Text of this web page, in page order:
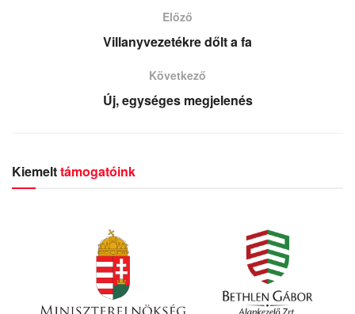
Előző
Villanyvezetékre dőlt a fa
Következő
Új, egységes megjelenés
Kiemelttámogatóink